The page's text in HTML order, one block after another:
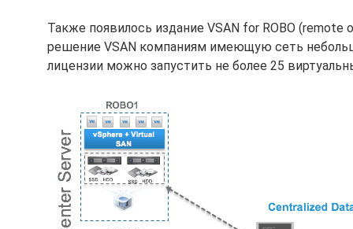
Также появилось издание VSAN for ROBO (remote
решение VSAN компаниям имеющую сеть
лицензии можно запустить не более 25